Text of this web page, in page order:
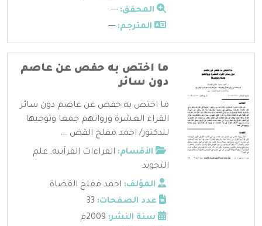
المحقق: ---
المترجم: ---
ما اختص به حفص عن عاصم
دون سائر
ما اختص به حفص عن عاصم دون سائر
القراء العشرة ورواتهم جمعا وتوجيها
للدكتور/ احمد مفلح القض ...
الأقسام: القراءات القرآنية, علم
التجويد
المؤلف: احمد مفلح القضاة
عدد الصفحات:
سنة النشر: